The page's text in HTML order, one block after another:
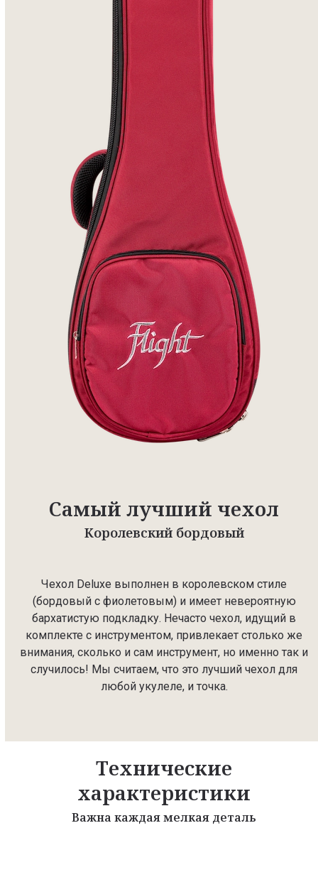
Самый лучший чехол
Королевский бордовый
Чехол Deluxe выполнен в королевском стиле
(бордовый с фиолетовым) и имеет невероятную
бархатистую подкладку. Нечасто чехол, идущий в
комплекте с инструментом, привлекает столько же
внимания, сколько и сам инструмент, но именно так и
случилось! Мы считаем, что это лучший чехол для
любой укулеле, и точка.
Технические
характеристики
Важна каждая мелкая деталь